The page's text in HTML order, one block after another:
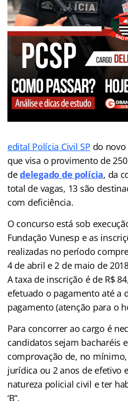
edital Polícia Civil SP do
que visa o provimento de
dedelegado de polícia, da
total de vagas, 13 são
com deficiência.
O concurso está sob
Fundação Vunesp e as
realizadas no período
4de abril e 2 de maio de
A taxa de inscrição é de R$
efetuado o pagamento até a
pagamento (atenção para o
Para concorrer ao cargo é
candidatos sejam bacharéis
comprovação de, no
jurídica ou 2 anos de efetivo
natureza policial civil e ter
‘B”.